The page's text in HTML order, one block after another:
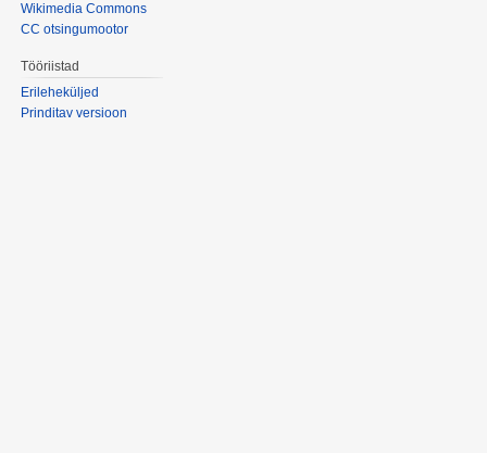
Wikimedia Commons
CC otsingumootor
Tööriistad
Erileheküljed
Prinditav versioon